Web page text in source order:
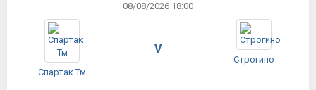
08/08/2026 18:00
Спартак Тм
V
Строгино